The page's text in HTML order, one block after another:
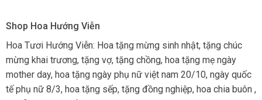
Shop Hoa Hướng Viễn
Hoa Tươi Hướng Viễn: Hoa tặng mừng sinh nhật, tặng chúc
mừng khai trương, tặng vợ, tặng chồng, hoa tặng mẹ ngày
mother day, hoa tặng ngày phụ nữ việt nam 20/10, ngày quốc
tế phụ nữ 8/3, hoa tặng sếp, tặng đồng nghiệp, hoa chia buôn ,